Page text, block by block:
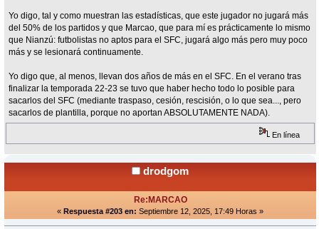
Yo digo, tal y como muestran las estadísticas, que este jugador no jugará más
del 50% de los partidos y que Marcao, que para mí es prácticamente lo mismo
que Nianzú: futbolistas no aptos para el SFC, jugará algo más pero muy poco
más y se lesionará continuamente.
Yo digo que, al menos, llevan dos años de más en el SFC. En el verano tras
finalizar la temporada 22-23 se tuvo que haber hecho todo lo posible para
sacarlos del SFC (mediante traspaso, cesión, rescisión, o lo que sea..., pero
sacarlos de plantilla, porque no aportan ABSOLUTAMENTE NADA).
En línea
drodgom
Re:MARCAO
« Respuesta #203 en: Septiembre 12, 2025, 17:49 Horas »